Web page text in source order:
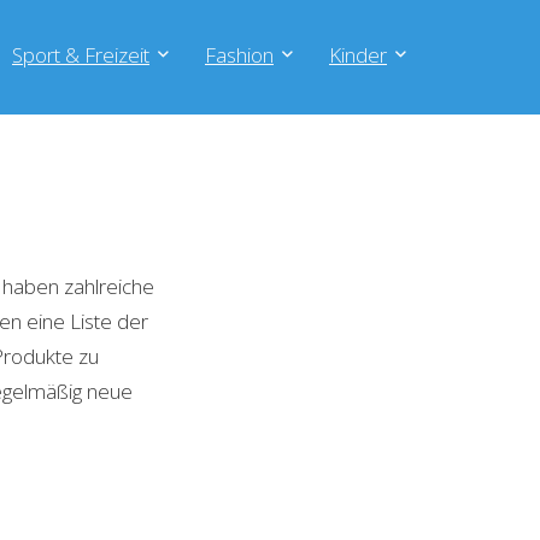
Sport & Freizeit Fashion Kinder
zahlreiche
eine Liste der
zu
neue